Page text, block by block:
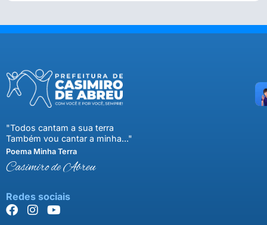
"Todos cantam a sua terra
Também vou cantar a minha..."
Poema Minha Terra
Casimiro de Abreu
Redes sociais